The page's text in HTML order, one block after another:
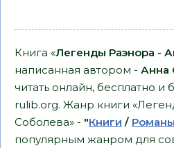
Книга «Легенды Раэнора -
написанная автором - Анна
читать онлайн, бесплатно и
rulib.org. Жанр книги
Соболева» - "Книги / Романы
популярным жанром для